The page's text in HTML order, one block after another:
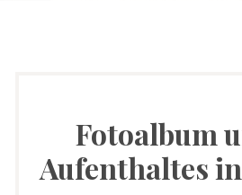
Fotoalbum
Aufenthaltes